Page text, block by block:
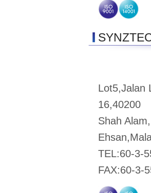
Lot5,Jalan
16,40200
Shah
TEL:60-
FAX:60-3-